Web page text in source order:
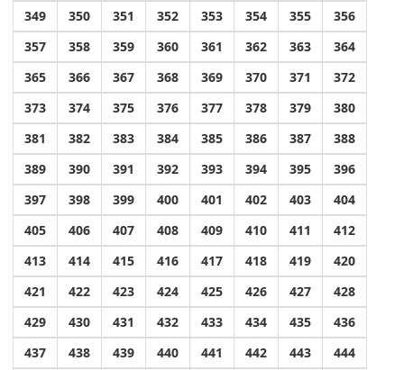
349
350 351 352 353 354 355
356
357
358 359 360 361 362 363
364
365
366 367 368 369 370 371
372
373
374 375 376 377 378 379
380
381
382 383 384 385 386 387
388
389
390 391 392 393 394 395
396
397
398 399 400 401 402 403
404
405
406 407 408 409 410 411
412
413
414 415 416 417 418 419
420
421
422 423 424 425 426 427
428
429
430 431 432 433 434 435
436
437
438 439 440 441 442 443
444